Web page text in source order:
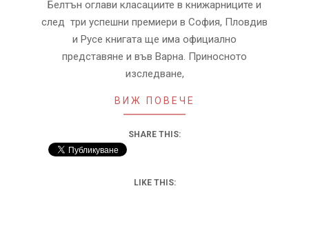
Белтън оглави класациите в книжарниците и
след три успешни премиери в София, Пловдив
и Русе книгата ще има официално
представяне и във Варна. Приносното
изследване,
ВИЖ ПОВЕЧЕ
SHARE THIS:
LIKE THIS: